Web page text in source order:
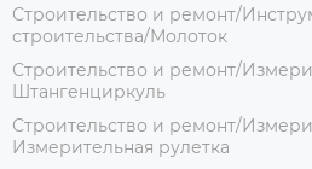
Строительство и ремонт/
строительства/Молоток
Строительство и ремонт/
Штангенциркуль
Строительство и ремонт/
Измерительная рулетка